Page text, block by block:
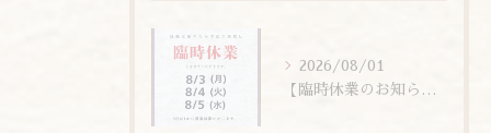
2026/08/01